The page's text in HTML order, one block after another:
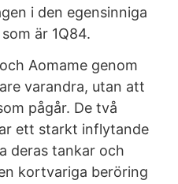
i den egensinniga
är 1Q84.
Aomame genom
varandra, utan att
pågår. De två
ett starkt inflytande
deras tankar och
kortvariga beröring